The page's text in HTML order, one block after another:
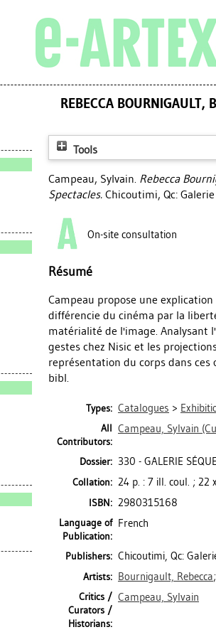
REBECCA BOURNIGAULT,
Tools
Campeau, Sylvain. Rebecca
Spectacles. Chicoutimi, Qc:
On-site consultation
Résumé
Campeau propose une
différencie du cinéma par la
matérialité de l'image. Analysant
gestes chez Nisic et les
représentation du corps dans
bibl.
Types: Catalogues >
All
Contributors:
Campeau, Sylvain
Dossier: 330 - GALERIE
Collation: 24 p. : 7 ill. coul. ; 22
ISBN: 2980315168
Language of
Publication:
French
Publishers: Chicoutimi, Qc:
Artists: Bournigault, Rebecca;
Critics /
Curators /
Historians:
Campeau, Sylvain